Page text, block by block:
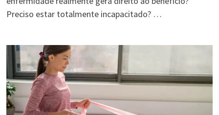
Preciso estar totalmente incapacitado? …